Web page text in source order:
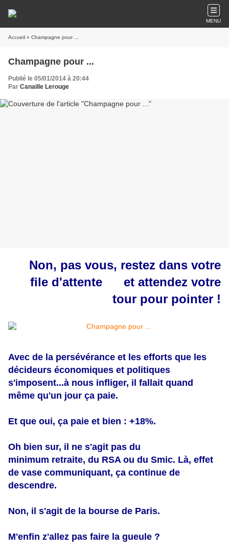
MENU
Accueil » Champagne pour ...
Champagne pour ...
Publié le 05/01/2014 à 20:44
Par Canaille Lerouge
Non, pas vous, restez dans votre
file d'attente et attendez votre
tour pour pointer !
Avec de la persévérance et les efforts que les
décideurs économiques et politiques
s'imposent...à nous infliger, il fallait quand
même qu'un jour ça paie.
Et que oui, ça paie et bien : +18%.
Oh bien sur, il ne s'agit pas du
minimum retraite, du RSA ou du Smic. Là, effet
de vase communiquant, ça continue de
descendre.
Non, il s'agit de la bourse de Paris.
M'enfin z'allez pas faire la gueule ?